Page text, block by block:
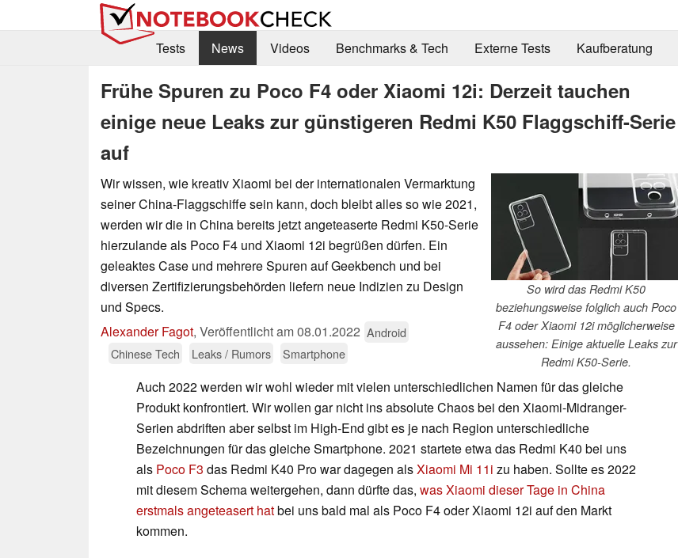
Tests
News Videos Benchmarks & Tech Externe Tests Kaufberatung
Frühe Spuren zu Poco F4 oder Xiaomi 12i: Derzeit tauchen
einige neue Leaks zur günstigeren Redmi K50 Flaggschiff-Serie
auf
So wird das Redmi K50
beziehungsweise folglich auch Poco
F4 oder Xiaomi 12i möglicherweise
aussehen: Einige aktuelle Leaks zur
Redmi K50-Serie.
Wir wissen, wie kreativ Xiaomi bei der internationalen Vermarktung
seiner China-Flaggschiffe sein kann, doch bleibt alles so wie 2021,
werden wir die in China bereits jetzt angeteaserte Redmi K50-Serie
hierzulande als Poco F4 und Xiaomi 12i begrüßen dürfen. Ein
geleaktes Case und mehrere Spuren auf Geekbench und bei
diversen Zertifizierungsbehörden liefern neue Indizien zu Design
und Specs.
Alexander Fagot, Veröffentlicht am08.01.2022 Android
Chinese Tech
Leaks / Rumors Smartphone
Auch 2022 werden wir wohl wieder mit vielen unterschiedlichen Namen für das gleiche
Produkt konfrontiert. Wir wollen gar nicht ins absolute Chaos bei den Xiaomi-Midranger-
Serien abdriften aber selbst im High-End gibt es je nach Region unterschiedliche
Bezeichnungen für das gleiche Smartphone. 2021 startete etwa das Redmi K40 bei uns
als Poco F3 das Redmi K40 Pro war dagegen alsXiaomi Mi 11i zu haben. Sollte es 2022
mit diesem Schema weitergehen, dann dürfte das, was Xiaomi dieser Tage in China
erstmals angeteasert hatbei uns bald mal als Poco F4 oder Xiaomi 12i auf den Markt
kommen.